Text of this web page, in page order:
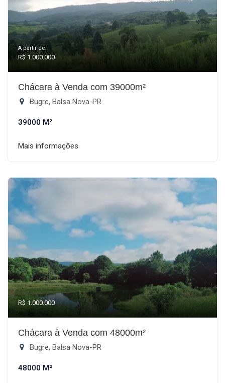
A partir de:
R$ 1.000.000
Chácara à Venda com 39000m²
Bugre, Balsa Nova-PR
39000 M²
Mais informações
R$ 1.000.000
Chácara à Venda com 48000m²
Bugre, Balsa Nova-PR
48000 M²